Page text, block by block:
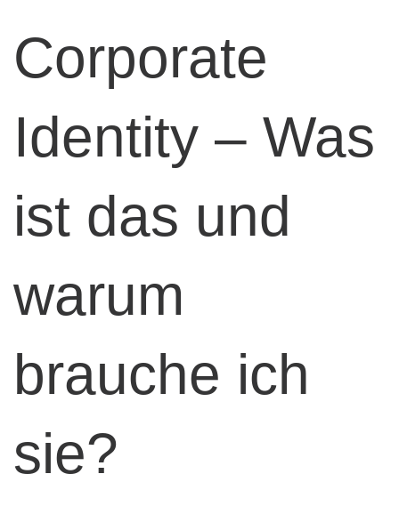
Corporate
Identity – Was
ist das und
warum
brauche ich
sie?